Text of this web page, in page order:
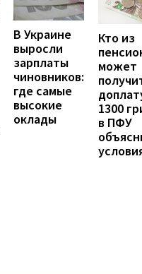
В Украине
выросли
зарплаты
чиновников:
где самые
высокие
оклады
Кто из
может
1300
в ПФУ